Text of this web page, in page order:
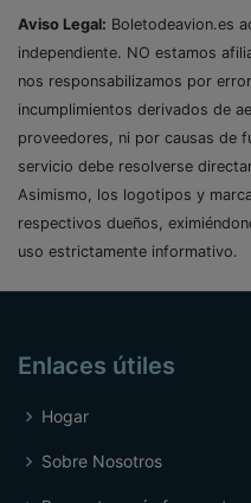
Aviso Legal: Boletodeavion.es
independiente. NO estamos
nos responsabilizamos por
incumplimientos derivados de
proveedores, ni por causas de
servicio debe resolverse
Asimismo, los logotipos y
respectivos dueños,
uso estrictamente informativo.
Enlaces útiles
Hogar
Sobre Nosotros